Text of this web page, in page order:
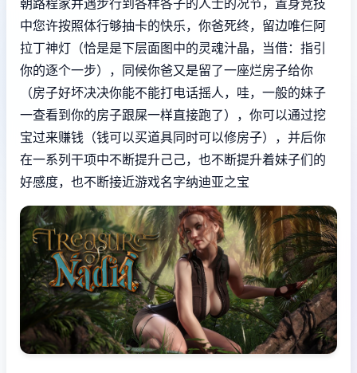
朝路程家并遇步行到各样各子的人士的况节，置身竞技
中您许按照体行够抽卡的快乐，你爸死终，留边唯仨阿
拉丁神灯（恰是是下层面图中的灵魂汁晶，当借：指引
你的逐个一步），同候你爸又是留了一座烂房子给你
（房子好坏决决你能不能打电话摇人，哇，一般的妹子
一查看到你的房子跟屎一样直接跑了），你可以通过挖
宝过来赚钱（钱可以买道具同时可以修房子），并后你
在一系列干项中不断提升己己，也不断提升着妹子们的
好感度，也不断接近游戏名字纳迪亚之宝